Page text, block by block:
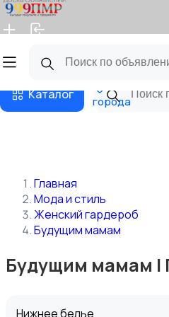
Главная
Каталог
города
Главная
Мода и стиль
Женский гардероб
Будущим мамам
Будущим мамам |
Нижнее белье